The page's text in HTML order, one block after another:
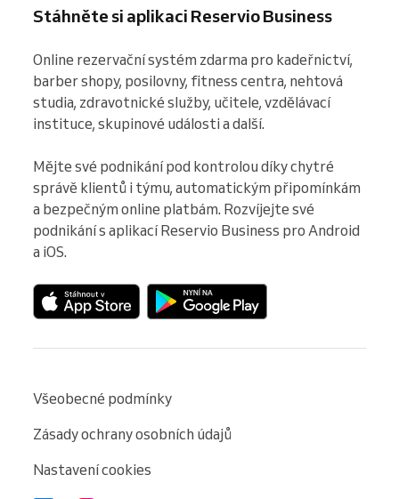
Stáhněte si aplikaci Reservio Business
Online rezervační systém zdarma pro kadeřnictví,
barber shopy, posilovny, fitness centra, nehtová
studia, zdravotnické služby, učitele, vzdělávací
instituce, skupinové události a další.
Mějte své podnikání pod kontrolou díky chytré
správě klientů i týmu, automatickým připomínkám
a bezpečným online platbám. Rozvíjejte své
podnikání s aplikací Reservio Business pro Android
a iOS.
Všeobecné podmínky
Zásady ochrany osobních údajů
Nastavení cookies